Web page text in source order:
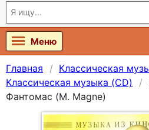
Меню
Главная
Классическая
Классическая музыка (CD)
Фантомас (M. Magne)